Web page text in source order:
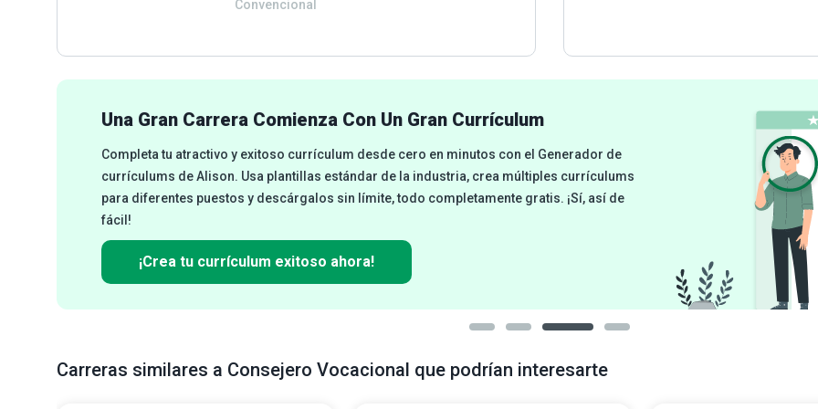
Convencional
Una Gran Carrera Comienza Con Un Gran Currículum
Completa tu atractivo y exitoso currículum desde cero en minutos con el Generador de
currículums de Alison. Usa plantillas estándar de la industria, crea múltiples currículums
para diferentes puestos y descárgalos sin límite, todo completamente gratis. ¡Sí, así de
fácil!
¡Crea tu currículum exitoso ahora!
Carreras similares a Consejero Vocacional que podrían interesarte